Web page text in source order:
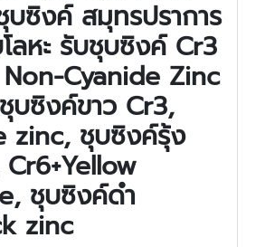
บซิงค์ สมุทรปราการ
ลหะ รับชุบซิงค์ Cr3
Cyanide Zinc
บซิงค์ขาว Cr3,
zinc, ชุบซิงค์รุ้ง
ชุบซิงค์ดำ
zinc